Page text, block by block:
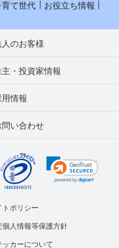
育て世代 お役立ち情報
人のお客様
主・投資家情報
問い合わせ
用情報
トポリシー
個人情報等保護方針
ッカーについて